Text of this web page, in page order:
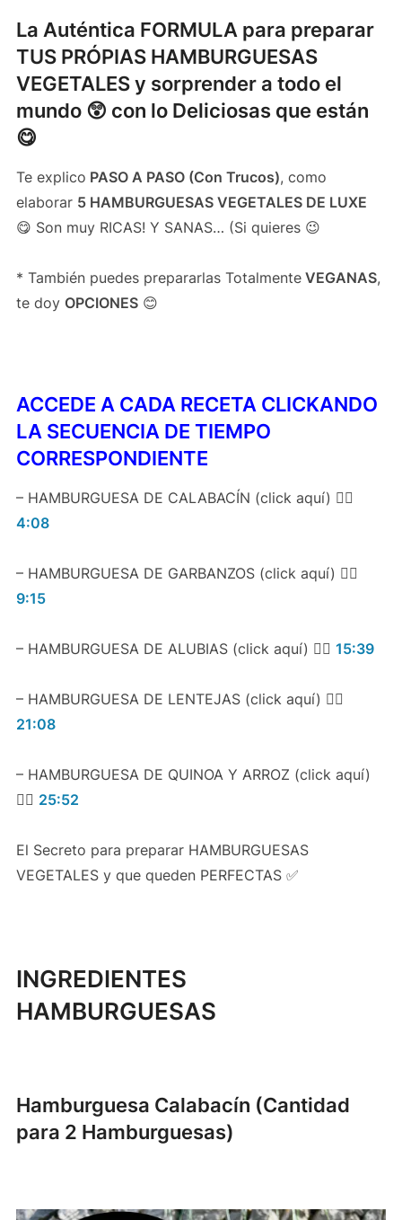
La Auténtica FORMULA para preparar
TUS PRÓPIAS HAMBURGUESAS
VEGETALES y sorprender a todo el
mundo 😲 con lo Deliciosas que están
😋
Te explico PASO A PASO (Con Trucos), como
elaborar 5 HAMBURGUESAS VEGETALES DE LUXE
😋 Son muy RICAS! Y SANAS… (Si quieres 😉
* También puedes prepararlas TotalmenteVEGANAS,
te doy OPCIONES😊
ACCEDE A CADA RECETA CLICKANDO
LA SECUENCIA DE TIEMPO
CORRESPONDIENTE
– HAMBURGUESA DE CALABACÍN (click aquí) 👉🏻
4:08
– HAMBURGUESA DE GARBANZOS (click aquí) 👉🏻
9:15
– HAMBURGUESA DE ALUBIAS (click aquí) 👉🏻 15:39
– HAMBURGUESA DE LENTEJAS (click aquí) 👉🏻
21:08
– HAMBURGUESA DE QUINOA Y ARROZ (click aquí)
👉🏻 25:52
El Secreto para preparar HAMBURGUESAS
VEGETALES y que queden PERFECTAS ✅
INGREDIENTES
HAMBURGUESAS
Hamburguesa Calabacín (Cantidad
para 2 Hamburguesas)